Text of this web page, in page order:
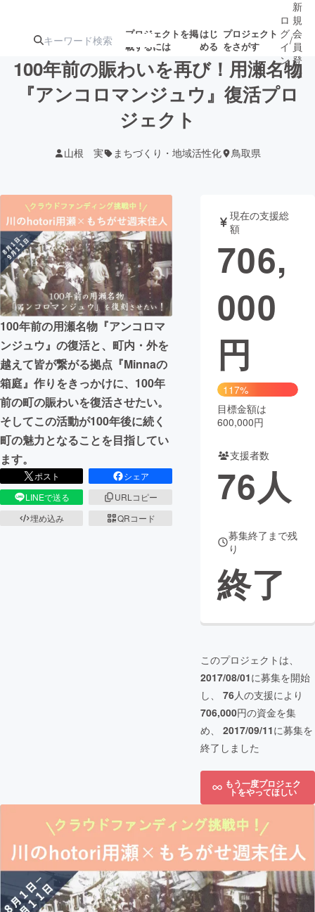
プロジェクトを掲
載するには
はじ
める
プロジェクト
をさがす
注目の新着プロ募集終了が近いプ
テクノロジー・ガジェット
映像・映画 書籍・雑誌
ビジネス・起業 チャレンジ
まちづくり・地域活性化
CAMPFIRE for Social Good
CAMPFIRE Creation
CAMPFIREふるさと納税
コミュニティ
ロ
グ
イ
ン
/
新
規
会
員
登
録
100年前の賑わいを再び！用瀬名物
『アンコロマンジュウ』復活プロ
ジェクト
山根 実 まちづくり・地域活性化 鳥取県
100年前の用瀬名物『アンコロマ
ンジュウ』の復活と、町内・外を
越えて皆が繋がる拠点『Minnaの
箱庭』作りをきっかけに、100年
前の町の賑わいを復活させたい。
そしてこの活動が100年後に続く
町の魅力となることを目指してい
ます。
ポスト
シェア
LINEで送る
URLコピー
埋め込み
QRコード
現在の支援総
額
706,
000
円
117%
目標金額は
600,000円
支援者数
76人
募集終了まで残
り
終了
このプロジェクトは、
2017/08/01に募集を開始
し、 76人の支援により
706,000円の資金を集
め、 2017/09/11に募集を
終了しました
もう一度プロジェク
トをやってほしい